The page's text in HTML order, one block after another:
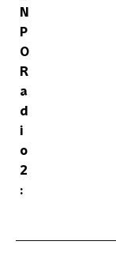
N
P
O
R
a
d
i
o
2
: